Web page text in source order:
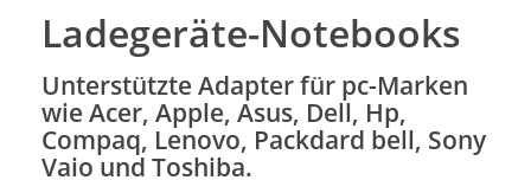
Ladegeräte-Notebooks
Unterstützte Adapter für pc-Marken
wie Acer, Apple, Asus, Dell, Hp,
Compaq, Lenovo, Packdard bell, Sony
Vaio und Toshiba.